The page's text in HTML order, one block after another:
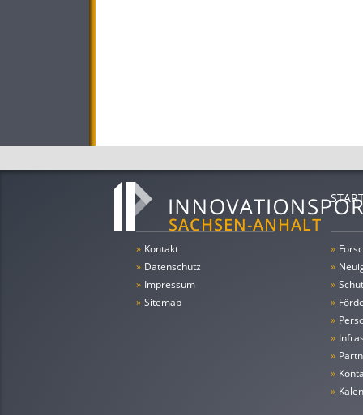
» Kontakt
» Datenschutz
» Impressum
» Sitemap
»
»
»
»
»
»
»
»
»